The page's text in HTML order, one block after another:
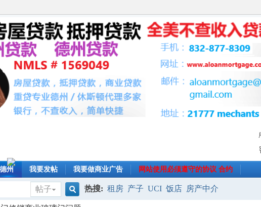
德州 我要发帖 我要做商业广告 网站使用必须遵守的协议 合约
帖子
搜
热搜: 租房 产子 UCI 饭店 房产中介